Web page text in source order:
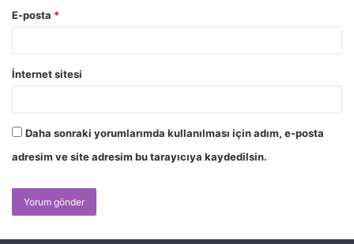
E-posta *
İnternet sitesi
Daha sonraki yorumlarımda kullanılması için adım, e-posta
adresim ve site adresim bu tarayıcıya kaydedilsin.